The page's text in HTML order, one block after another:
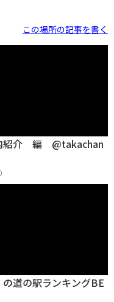
この場所の記事を書く
介 編 @takachan
の道の駅ランキングBE